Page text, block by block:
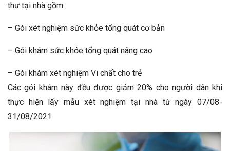
thư tại nhà gồm:
– Gói xét nghiệm sức khỏe tổng quát cơ bản
– Gói khám sức khỏe tổng quát nâng cao
– Gói khám xét nghiệm Vi chất cho trẻ
Các gói khám này đều được giảm 20% cho người dân khi
thực hiện lấy mẫu xét nghiệm tại nhà từ ngày 07/08-
31/08/2021